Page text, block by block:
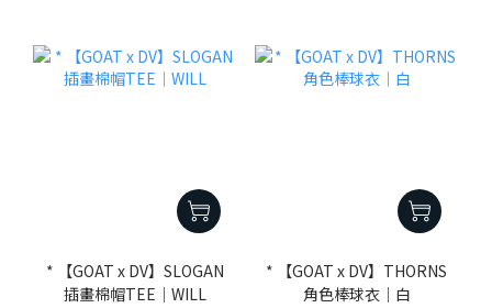
* 【GOAT x DV】SLOGAN
插畫棉帽TEE｜WILL
* 【GOAT x DV】THORNS
角色棒球衣｜白